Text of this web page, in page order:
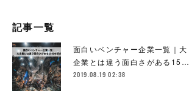
記事一覧
面白いベンチャー企業一覧｜大
企業とは違う面白さがある15…
2019.08.19 02:38